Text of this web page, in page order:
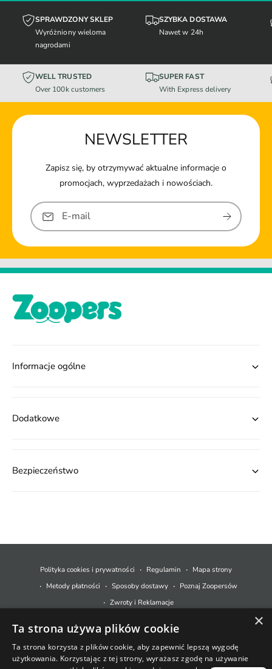
SPRAWDZONY SKLEP
Wyróżniony wieloma
nagrodami
SZYBKA DOSTAWA
Nawet w 24h
WELL TRUSTED
Over 100k customers
SUPER FAST
With Express delivery
NEWSLETTER
Zapisz się, by otrzymywać aktualne informacje o
promocjach, wyprzedażach i nowościach.
E-mail
Informacje ogólne
Dodatkowe
Bezpieczeństwo
e
y
p
ł
a
© 2026,Zoopers.pl. Technologia Shopify
Polityka cookies i prywatności Regulamin
Mapa strony
Metody płatności
Sposoby dostawy
Poznaj Zoopersów
Zwroty i Reklamacje
×
Ta strona używa plików cookie
Ta strona korzysta z plików cookie, aby zapewnić lepszą wygodę
użytkowania. Korzystając z tej strony, wyrażasz zgodę na używanie